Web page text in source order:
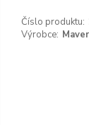
Číslo produktu:
Výrobce: Maver